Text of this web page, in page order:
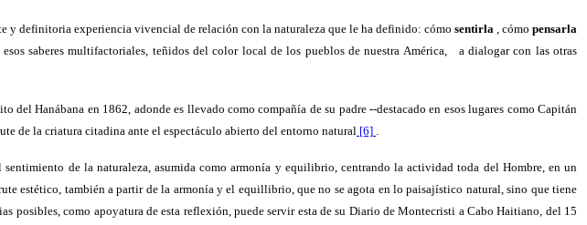
y definitoria experiencia vivencial de relación con la naturaleza que le ha definido: cómo sentirla , cómo pensarla
saberes multifactoriales, teñidos del color local de los pueblos de nuestra América,
a dialogar con las otras
Hanábana en 1862, adonde es llevado como compañía de su padre --destacado en esos lugares como Capitán
de la criatura citadina ante el espectáculo abierto del entorno natural [6] .
sentimiento de la naturaleza, asumida como armonía y equilibrio, centrando la actividad toda del Hombre, en un
estético, también a partir de la armonía y el equillibrio, que no se agota en lo paisajístico natural, sino que tiene
posibles, como apoyatura de esta reflexión, puede servir esta de su Diario de Montecristi a Cabo Haitiano, del 15